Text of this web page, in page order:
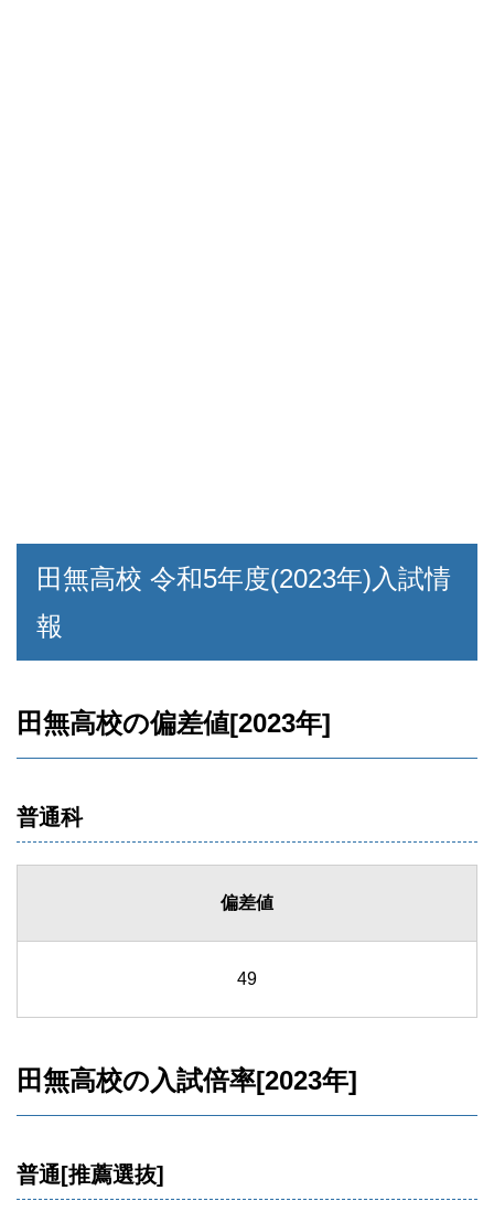
田無高校 令和5年度(2023年)入試情
報
田無高校の偏差値[2023年]
普通科
偏差値
49
田無高校の入試倍率[2023年]
普通[推薦選抜]